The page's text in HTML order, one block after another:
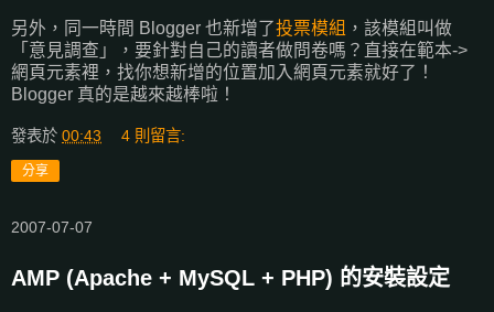
另外，同一時間 Blogger 也新增了投票模組 ，該模組叫做
「意見調查」，要針對自己的讀者做問卷嗎？直接在範本->
網頁元素裡，找你想新增的位置加入網頁元素就好了！
Blogger 真的是越來越棒啦！
發表於 00:43 4 則留言:
分享
2007-07-07
AMP (Apache + MySQL + PHP) 的安裝設定